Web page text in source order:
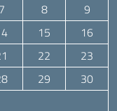
7 8
9
15
16
22
23
29
30